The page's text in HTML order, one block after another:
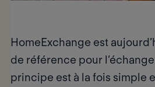
HomeExchange est
de référence pour
principe est à la fois simple